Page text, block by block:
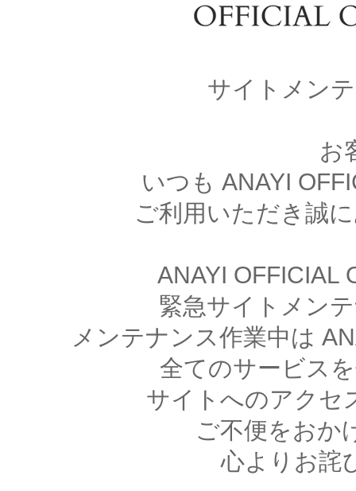
サイトメン
お
いつも ANAYI
ご利用いただき誠
ANAYI OFFICIAL
緊急サイトメン
メンテナンス作業中は
全てのサービス
サイトへのアクセ
ご不便をおか
心よりお詫